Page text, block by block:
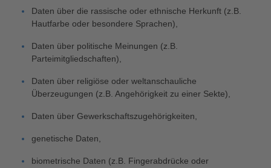
Daten über die rassische oder ethnische Herkunft (z.B.
Hautfarbe oder besondere Sprachen),
Daten über politische Meinungen (z.B.
Parteimitgliedschaften),
Daten über religiöse oder weltanschauliche
Überzeugungen (z.B. Angehörigkeit zu einer Sekte),
Daten über Gewerkschaftszugehörigkeiten,
genetische Daten,
biometrische Daten (z.B. Fingerabdrücke oder